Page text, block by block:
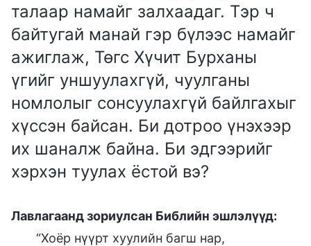
талаар намайг залхаадаг. Тэр ч
байтугай манай гэр бүлээс намайг
ажиглаж, Төгс Хүчит Бурханы
үгийг уншуулахгүй, чуулганы
номлолыг сонсуулахгүй байлгахыг
хүссэн байсан. Би дотроо үнэхээр
их шаналж байна. Би эдгээрийг
хэрхэн туулах ёстой вэ?
Лавлагаанд зориулсан Библийн эшлэлүүд:
“Хоёр нүүрт хуулийн багш нар,